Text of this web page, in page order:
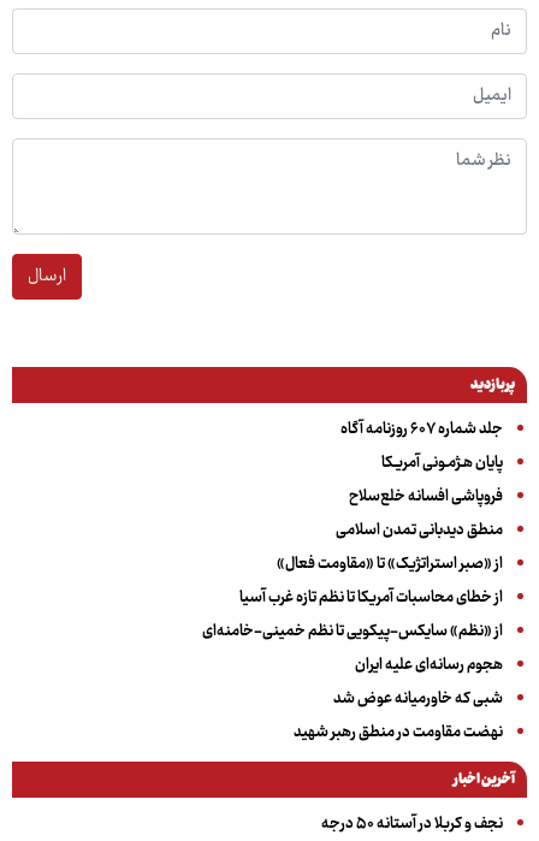
ارسال
پربازدید
جلد شماره ۶۰۷ روزنامه آگاه
پایان هـژمـونی آمریـکا
فروپاشی افسانه خلع‌سلاح
منطق دیدبانی تمدن اسلامی
از «صبر استراتژیک» تا «مقاومت فعال»
از خطای محاسبات آمریکا تا نظم تازه غرب آسیا
از «نظم» سایکس-پیکویی تا نظم خمینی-خامنه‌ای
هجوم رسانه‌ای علیه ایران
شبی که خاورمیانه عوض شد
نهضت مقاومت در منطق رهبر شهید
آخرین اخبار
نجف و کربلا در آستانه ۵۰ درجه